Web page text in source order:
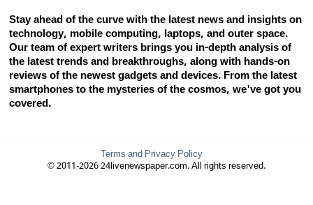
Stay ahead of the curve with the latest news and insights on
technology, mobile computing, laptops, and outer space.
Our team of expert writers brings you in-depth analysis of
the latest trends and breakthroughs, along with hands-on
reviews of the newest gadgets and devices. From the latest
smartphones to the mysteries of the cosmos, we've got you
covered.
Terms and Privacy Policy
© 2011-2026 24livenewspaper.com. All rights reserved.